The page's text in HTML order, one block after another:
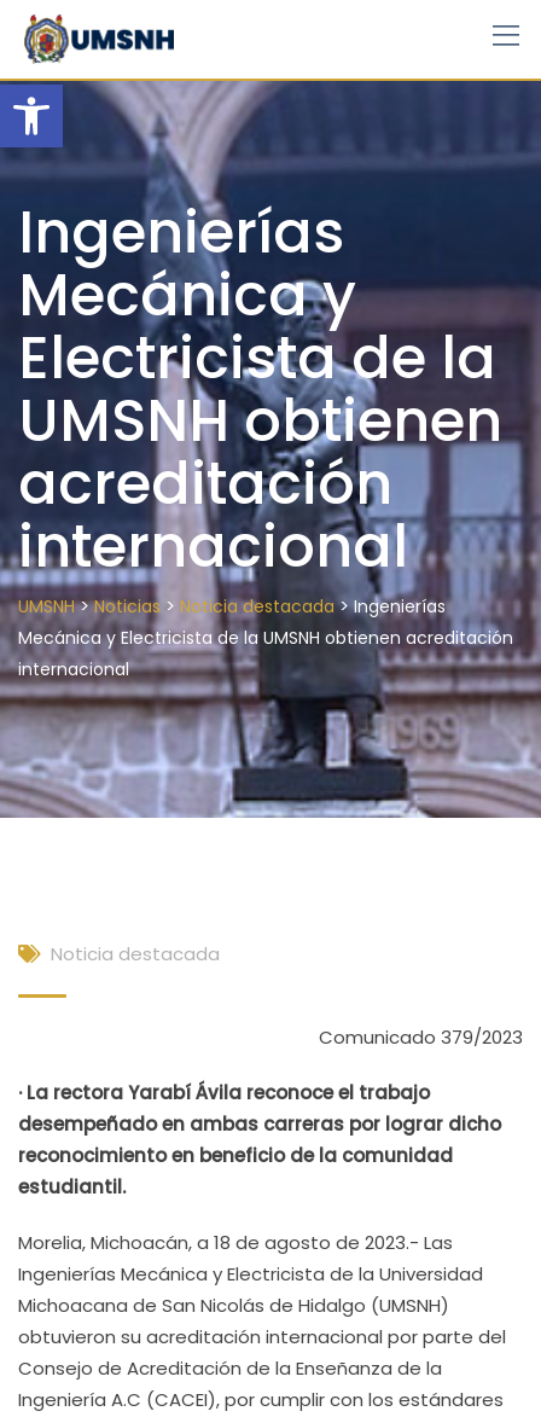
Open toolbar
Skip
content
Ingenierías
Mecánica y
Electricista de la
UMSNH obtienen
acreditación
internacional
UMSNH>Noticias > Noticia destacada>Ingenierías
Mecánica y Electricista de la UMSNH obtienen acreditación
internacional
Noticia destacada
Comunicado 379/2023
· La rectora Yarabí Ávila reconoce el trabajo
desempeñado en ambas carreras por lograr dicho
reconocimiento en beneficio de la comunidad
estudiantil.
Morelia, Michoacán, a 18 de agosto de 2023.- Las
Ingenierías Mecánica y Electricista de la Universidad
Michoacana de San Nicolás de Hidalgo (UMSNH)
obtuvieron su acreditación internacional por parte del
Consejo de Acreditación de la Enseñanza de la
Ingeniería A.C (CACEI), por cumplir con los estándares